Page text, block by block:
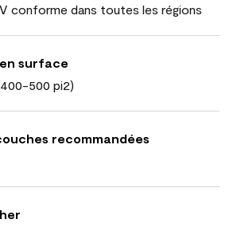
conforme dans toutes les régions
surface
500 pi2)
recommandées